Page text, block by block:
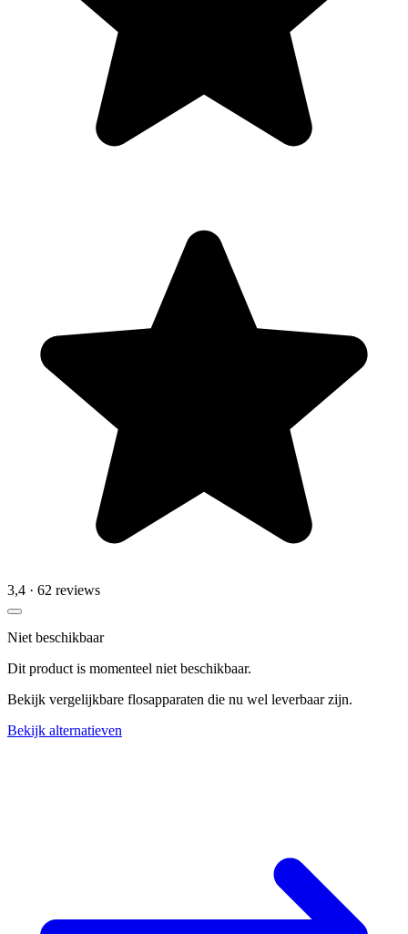
3,4 · 62 reviews
Niet beschikbaar
Dit product is momenteel niet beschikbaar.
Bekijk vergelijkbare flosapparaten die nu wel leverbaar zijn.
Bekijk alternatieven